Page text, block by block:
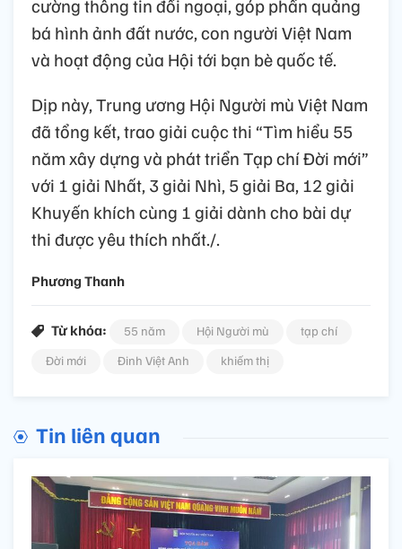
cường thông tin đối ngoại, góp phần quảng
bá hình ảnh đất nước, con người Việt Nam
và hoạt động của Hội tới bạn bè quốc tế.
Dịp này, Trung ương Hội Người mù Việt Nam
đã tổng kết, trao giải cuộc thi “Tìm hiểu 55
năm xây dựng và phát triển Tạp chí Đời mới”
với 1 giải Nhất, 3 giải Nhì, 5 giải Ba, 12 giải
Khuyến khích cùng 1 giải dành cho bài dự
thi được yêu thích nhất./.
Phương Thanh
Từ khóa: 55 năm Hội Người mù
tạp chí
Đời mới
Đinh Việt Anh khiếm thị
Tin liên quan